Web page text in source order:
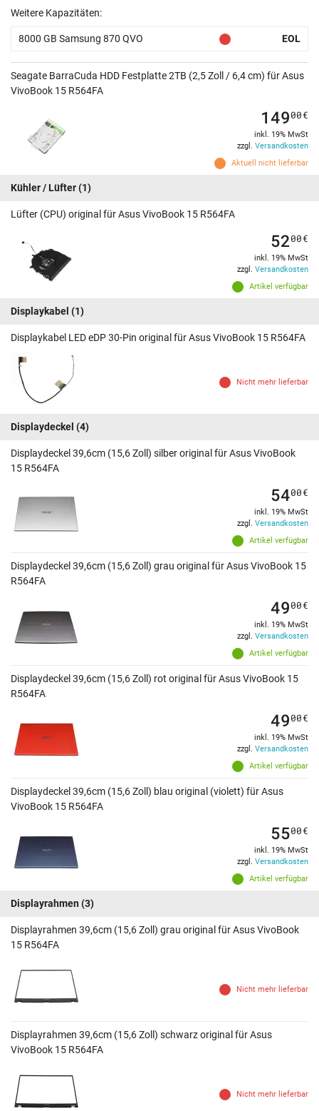
Weitere Kapazitäten:
8000 GB Samsung 870 QVO EOL
Seagate BarraCuda HDD Festplatte 2TB (2,5 Zoll / 6,4 cm) für Asus
VivoBook 15 R564FA
Aktuell nicht lieferbar
14900€
inkl. 19% MwSt
zzgl. Versandkosten
Kühler / Lüfter(1)
Lüfter (CPU) original für Asus VivoBook 15 R564FA
Artikel verfügbar
5200€
inkl. 19% MwSt
zzgl. Versandkosten
Displaykabel (1)
Displaykabel LED eDP 30-Pin original für Asus VivoBook 15 R564FA
Nicht mehr lieferbar
Displaydeckel (4)
Displaydeckel 39,6cm (15,6 Zoll) silber original für Asus VivoBook
15 R564FA
Artikel verfügbar
5400€
inkl. 19% MwSt
zzgl. Versandkosten
Displaydeckel 39,6cm (15,6 Zoll) grau original für Asus VivoBook 15
R564FA
Artikel verfügbar
4900€
inkl. 19% MwSt
zzgl. Versandkosten
Displaydeckel 39,6cm (15,6 Zoll) rot original für Asus VivoBook 15
R564FA
Artikel verfügbar
4900€
inkl. 19% MwSt
zzgl. Versandkosten
Displaydeckel 39,6cm (15,6 Zoll) blau original (violett) für Asus
VivoBook 15 R564FA
Artikel verfügbar
5500€
inkl. 19% MwSt
zzgl. Versandkosten
Displayrahmen (3)
Displayrahmen 39,6cm (15,6 Zoll) grau original für Asus VivoBook
15 R564FA
Nicht mehr lieferbar
Displayrahmen 39,6cm (15,6 Zoll) schwarz original für Asus
VivoBook 15 R564FA
Nicht mehr lieferbar